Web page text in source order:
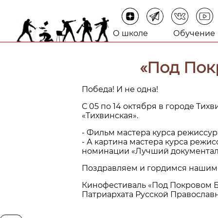
О школе Обучение
«Под
Победа! И не одна!
С 05 по 14 октября в городе
«Тихвинская».
- Фильм мастера курса
- А картина мастера курса
номинации «Лучший
Поздравляем и гордимся
Кинофестиваль «Под Покровом
Патриархата Русской